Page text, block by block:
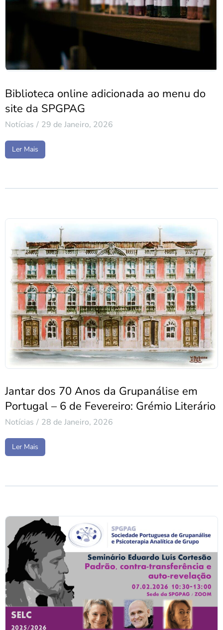
Biblioteca online adicionada ao menu do
site da SPGPAG
Notícias 29 de Janeiro, 2026
Ler Mais
Jantar dos 70 Anos da Grupanálise em
Portugal – 6 de Fevereiro: Grémio Literário
Notícias 28 de Janeiro, 2026
Ler Mais